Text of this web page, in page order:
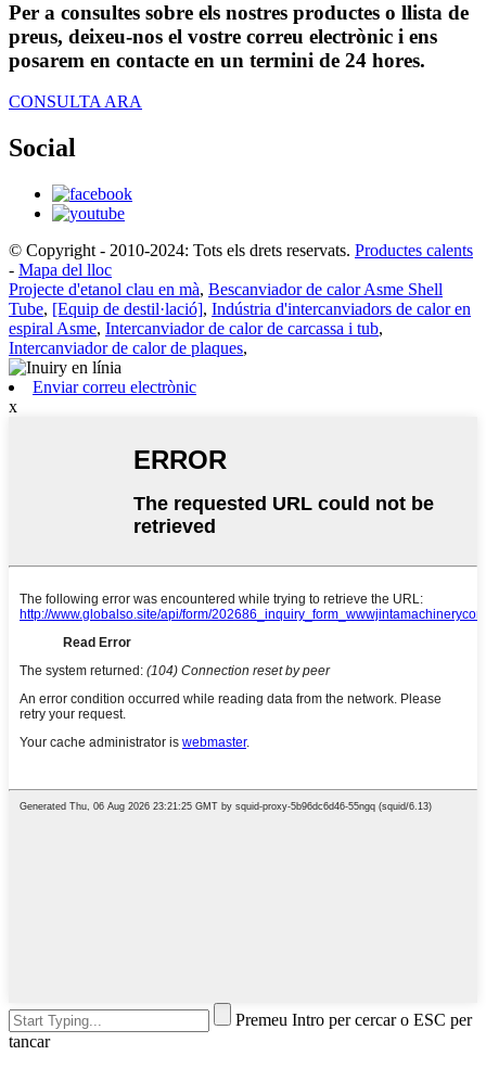
Per a consultes sobre els nostres productes o llista de
preus, deixeu-nos el vostre correu electrònic i ens
posarem en contacte en un termini de 24 hores.
CONSULTA ARA
Social
© Copyright - 2010-2024: Tots els drets reservats. Productes calents
- Mapa del lloc
Projecte d'etanol clau en mà, Bescanviador de calor Asme Shell
Tube, [Equip de destil·lació], Indústria d'intercanviadors de calor en
espiral Asme, Intercanviador de calor de carcassa i tub,
Intercanviador de calor de plaques,
Enviar correu electrònic
x
Premeu Intro per cercar o ESC per
tancar